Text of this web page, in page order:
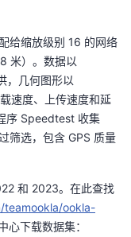
给缩放级别 16 的网络
米）。数据以
，几何图形以
速度、上传速度和延
序 Speedtest 收集
筛选，包含 GPS 质量
和 2023。在此查找
ookla-
心下载数据集：